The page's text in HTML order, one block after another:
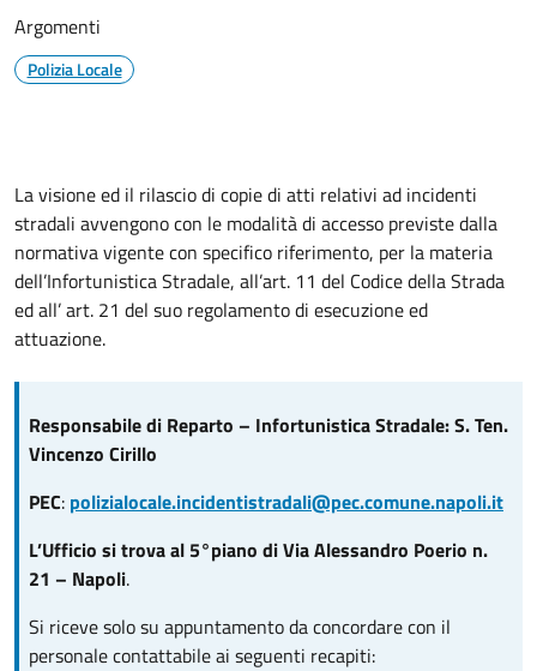
Argomenti
Polizia Locale
La visione ed il rilascio di copie di atti relativi ad incidenti
stradali avvengono con le modalità di accesso previste dalla
normativa vigente con specifico riferimento, per la materia
dell’Infortunistica Stradale, all’art. 11 del Codice della Strada
ed all’ art. 21 del suo regolamento di esecuzione ed
attuazione.
Responsabile di Reparto – Infortunistica Stradale: S. Ten.
Vincenzo Cirillo
PEC: polizialocale.incidentistradali@pec.comune.napoli.it
L’Ufficio si trova al 5°piano di Via Alessandro Poerio n.
21 – Napoli.
Si riceve solo su appuntamento da concordare con il
personale contattabile ai seguenti recapiti: